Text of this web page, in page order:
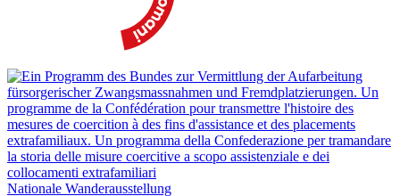
Nationale Wanderausstellung